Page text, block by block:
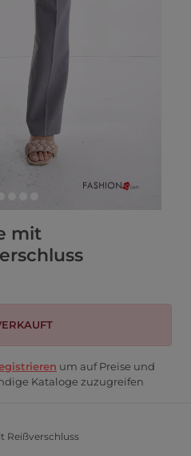
mit
um auf Preise und
Kataloge zuzugreifen
Reißverschluss